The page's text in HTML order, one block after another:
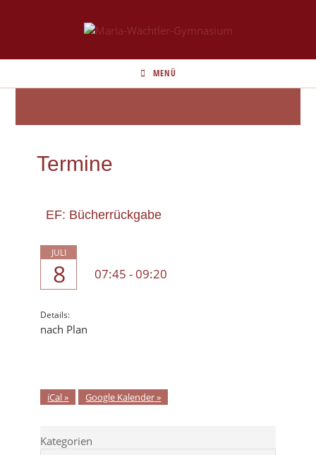
MENÜ
Termine
EF: Bücherrückgabe
JULI
8 07:45-09:20
Details:
nach Plan
iCal Google Kalender
Kategorien